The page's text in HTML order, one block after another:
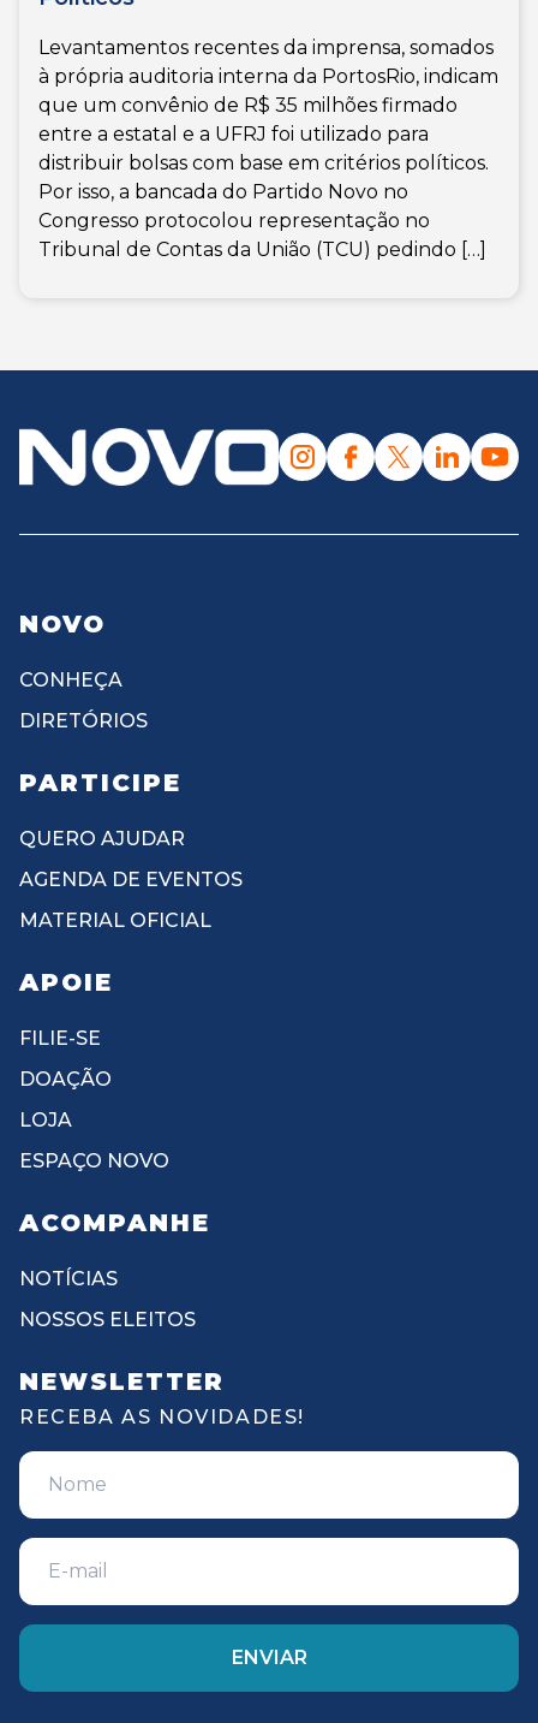
Levantamentos recentes da imprensa, somados
à própria auditoria interna da PortosRio, indicam
que um convênio de R$ 35 milhões firmado
entre a estatal e a UFRJ foi utilizado para
distribuir bolsas com base em critérios políticos.
Por isso, a bancada do Partido Novo no
Congresso protocolou representação no
Tribunal de Contas da União (TCU) pedindo […]
NOVO
CONHEÇA
DIRETÓRIOS
PARTICIPE
QUERO AJUDAR
AGENDA DE EVENTOS
MATERIAL OFICIAL
APOIE
FILIE-SE
DOAÇÃO
LOJA
ESPAÇO NOVO
ACOMPANHE
NOTÍCIAS
NOSSOS ELEITOS
NEWSLETTER
RECEBA AS NOVIDADES!